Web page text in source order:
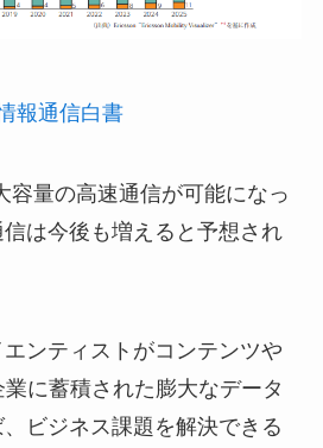
報通信白書
容量の高速通信が可能になっ
は今後も増えると予想され
ンティストがコンテンツや
に蓄積された膨大なデータ
ビジネス課題を解決できる